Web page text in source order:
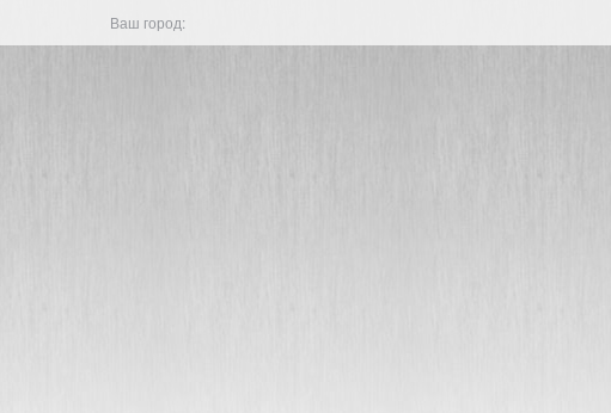
Ваш город: